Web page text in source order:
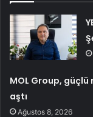
MOL Group,
aştı
Ağustos 8, 2026